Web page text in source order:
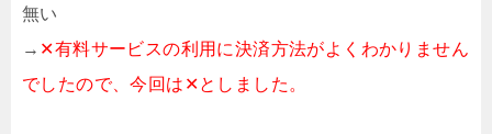
無い
→ ✕有料サービスの利用に決済方法がよくわかりません
でしたので、今回は✕としました。